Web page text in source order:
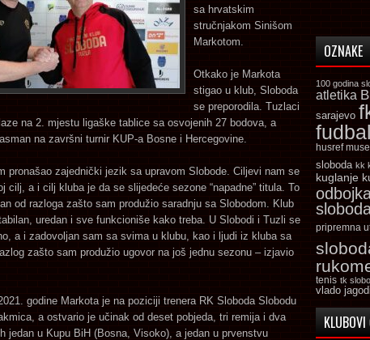
sa hrvatskim
stručnjakom Sinišom
Markotom.
Otkako je Markota
stigao u klub, Sloboda
se preporodila. Tuzlaci
na 2. mjestu ligaške tablice sa osvojenih 27 bodova, a
na završni turnir KUP-a Bosne i Hercegovine.
pronašao zajednički jezik sa upravom Slobode. Ciljevi nam se
cilj, a i cilj kluba je da se slijedeće sezone “napadne” titula. To
od razloga zašto sam produžio saradnju sa Slobodom. Klub
uredan i sve funkcioniše kako treba. U Slobodi i Tuzli se
a i zadovoljan sam sa svima u klubu, kao i ljudi iz kluba sa
zašto sam produžio ugovor na još jednu sezonu – izjavio
godine Markota je na poziciji trenera RK Sloboda Slobodu
a ostvario je učinak od deset pobjeda, tri remija i dva
jedan u Kupu BiH (Bosna, Visoko), a jedan u prvenstvu
OZNAKE
100 godina
atletika
sarajevo
fudbal
husref
sloboda kk
kuglanje
pripremna
tenis tk
vlado
KLUBOVI